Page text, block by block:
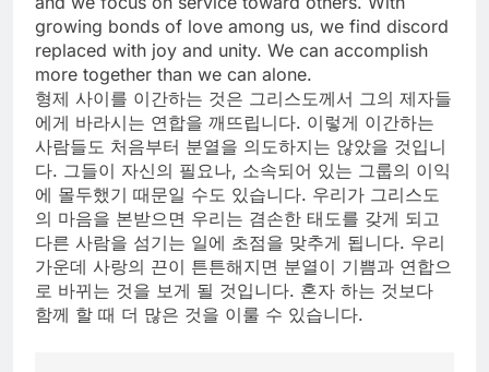
growing bonds of love among us, we find discord
replaced with joy and unity. We can accomplish
more together than we can alone.
형제 사이를 이간하는 것은 그리스도께서 그의 제자들
에게 바라시는 연합을 깨뜨립니다. 이렇게 이간하는
사람들도 처음부터 분열을 의도하지는 않았을 것입니
다. 그들이 자신의 필요나, 소속되어 있는 그룹의 이익
에 몰두했기 때문일 수도 있습니다. 우리가 그리스도
의 마음을 본받으면 우리는 겸손한 태도를 갖게 되고
다른 사람을 섬기는 일에 초점을 맞추게 됩니다. 우리
가운데 사랑의 끈이 튼튼해지면 분열이 기쁨과 연합으
로 바뀌는 것을 보게 될 것입니다. 혼자 하는 것보다
함께 할 때 더 많은 것을 이룰 수 있습니다.